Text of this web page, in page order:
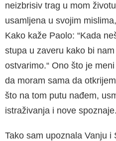
neizbrisiv trag u mom
usamljena u svojim
Kako kaže Paolo: “Kada
stupa u zaveru kako bi
ostvarimo.“ Ono što je
da moram sama da
što na tom putu nađem,
istraživanja i nove spoznaje.
Tako sam upoznala Vanju i